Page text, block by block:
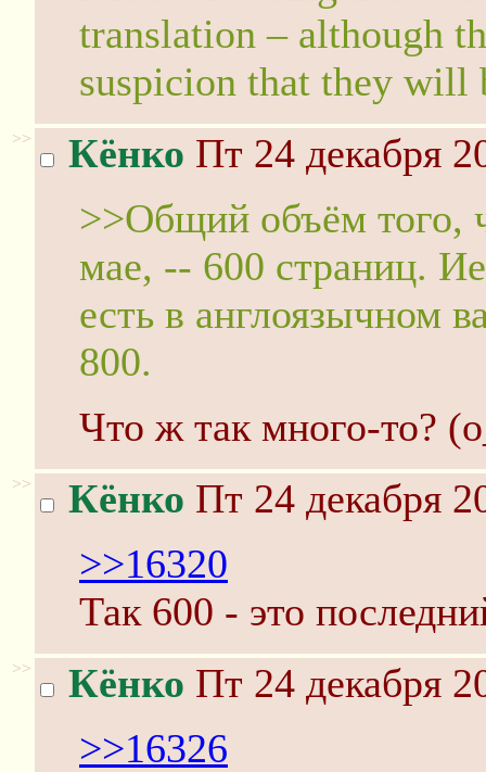
translation – although
suspicion that they will
>> Кёнко Пт 24 декабря
>>Общий объём того,
мае, -- 600 страниц.
есть в англоязычном
800.
Что ж так много-то?
>> Кёнко Пт 24 декабря
>>16320
Так 600 - это
>> Кёнко Пт 24 декабря
>>16326